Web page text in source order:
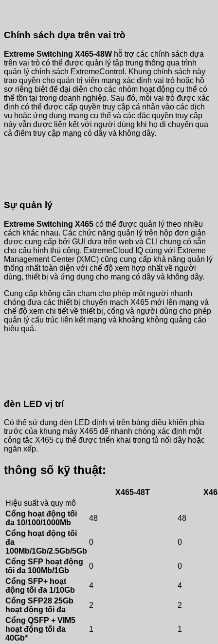
Chính sách dựa trên vai trò
Extreme Switching X465-48W hỗ trợ các chính sách dựa
trên vai trò có thể được quản lý tập trung thông qua trình
quản lý chính sách ExtremeControl. Khung chính sách này
trao quyền cho quản trị viên mạng xác định vai trò hoặc hồ
sơ riêng biệt để đại diện cho các nhóm hoạt động cụ thể có
thể tồn tại trong doanh nghiệp. Sau đó, mỗi vai trò được xác
định có thể được cấp quyền truy cập cá nhân vào các dịch
vụ hoặc ứng dụng mạng cụ thể và các đặc quyền truy cập
này vẫn được liên kết với người dùng khi họ di chuyển qua
cả điểm truy cập mạng có dây và không dây.
Sự quản lý
Extreme Switching X465 có thể được quản lý theo nhiều
cách khác nhau. Các chức năng quản lý trên hộp đơn giản
được cung cấp bởi GUI dựa trên web và CLI chung có sẵn
cho cấu hình thủ công. ExtremeCloud IQ cùng với Extreme
Management Center (XMC) cũng cung cấp khả năng quản lý
thống nhất toàn diện với chế độ xem hợp nhất về người
dùng, thiết bị và ứng dụng cho mạng có dây và không dây.
Cung cấp không cần chạm cho phép một người nhanh
chóng đưa các thiết bị chuyển mạch X465 mới lên mạng và
chế độ xem chi tiết về thiết bị, cổng và người dùng cho phép
quản lý cấu trúc liên kết mạng và khoảng không quảng cáo
hiệu quả.
đèn LED vị trí
Có thể sử dụng đèn LED định vị trên bảng điều khiển phía
trước của khung máy X465 để nhanh chóng xác định một
công tắc X465 cụ thể được triển khai trong tủ nối dây hoặc
ngăn xếp.
thông số kỹ thuật:
X465-48T
Hiệu suất và quy mô
Cổng hoạt động tối
đa 10/100/1000Mb
48
48
Cổng hoạt động tối
đa
100Mb/1Gb/2.5Gb/5Gb
0 0
Cổng SFP hoạt động
tối đa 100Mb/1Gb
0
0
Cổng SFP+ hoạt
động tối đa 1/10Gb
4
4
Cổng SFP28 25Gb
hoạt động tối đa
2
2
Cổng QSFP + VIM5
hoạt động tối đa
40Gb*
1 1